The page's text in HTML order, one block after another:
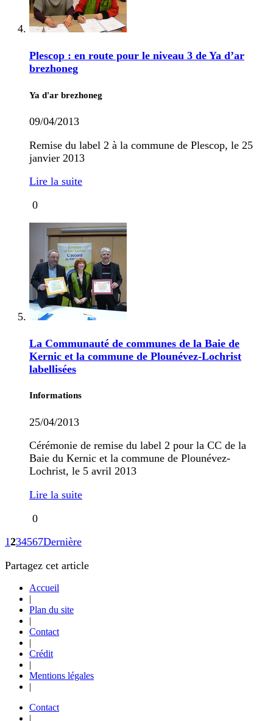
Plescop : en route pour le niveau 3 de Ya d’ar
brezhoneg
Ya d'ar brezhoneg
09/04/2013
Remise du label 2 à la commune de Plescop, le 25
janvier 2013
Lire la suite
0
La Communauté de communes de la Baie de
Kernic et la commune de Plounévez-Lochrist
labellisées
Informations
25/04/2013
Cérémonie de remise du label 2 pour la CC de la
Baie du Kernic et la commune de Plounévez-
Lochrist, le 5 avril 2013
Lire la suite
0
1234567Dernière
Partagez cet article
Accueil
|
Plan du site
|
Contact
|
Crédit
|
Mentions légales
|
Contact
|